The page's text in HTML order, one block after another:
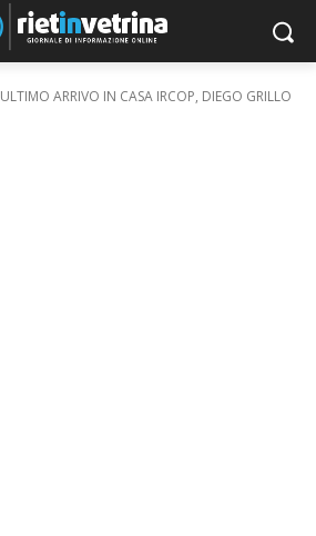
ULTIMO ARRIVO IN CASA IRCOP, DIEGO GRILLO